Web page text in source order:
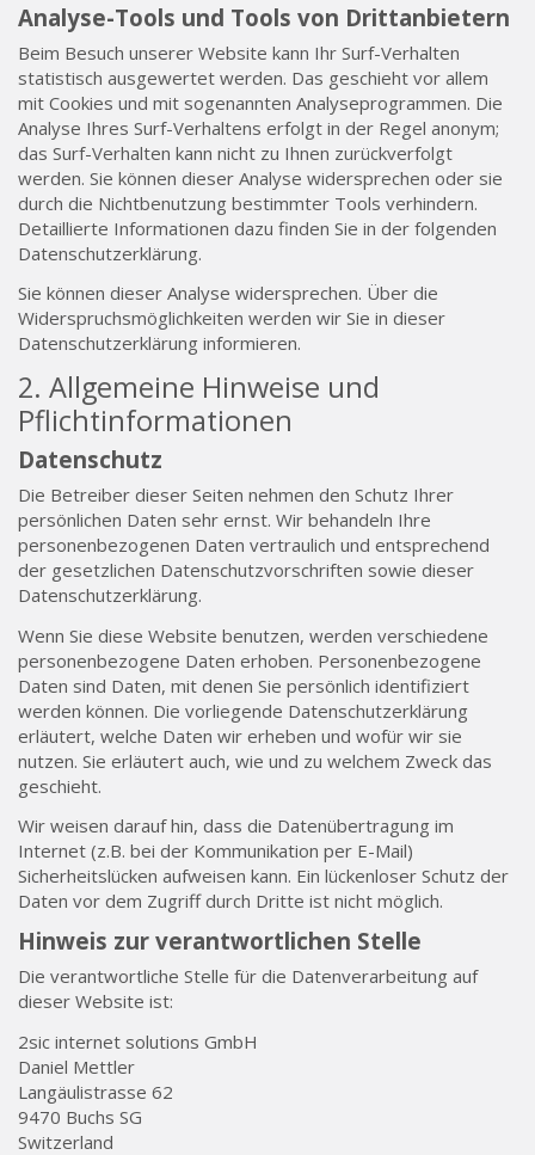
Analyse-Tools und Tools von Drittanbietern
Beim Besuch unserer Website kann Ihr Surf-Verhalten
statistisch ausgewertet werden. Das geschieht vor allem
mit Cookies und mit sogenannten Analyseprogrammen. Die
Analyse Ihres Surf-Verhaltens erfolgt in der Regel anonym;
das Surf-Verhalten kann nicht zu Ihnen zurückverfolgt
werden. Sie können dieser Analyse widersprechen oder sie
durch die Nichtbenutzung bestimmter Tools verhindern.
Detaillierte Informationen dazu finden Sie in der folgenden
Datenschutzerklärung.
Sie können dieser Analyse widersprechen. Über die
Widerspruchsmöglichkeiten werden wir Sie in dieser
Datenschutzerklärung informieren.
2. Allgemeine Hinweise und
Pflichtinformationen
Datenschutz
Die Betreiber dieser Seiten nehmen den Schutz Ihrer
persönlichen Daten sehr ernst. Wir behandeln Ihre
personenbezogenen Daten vertraulich und entsprechend
der gesetzlichen Datenschutzvorschriften sowie dieser
Datenschutzerklärung.
Wenn Sie diese Website benutzen, werden verschiedene
personenbezogene Daten erhoben. Personenbezogene
Daten sind Daten, mit denen Sie persönlich identifiziert
werden können. Die vorliegende Datenschutzerklärung
erläutert, welche Daten wir erheben und wofür wir sie
nutzen. Sie erläutert auch, wie und zu welchem Zweck das
geschieht.
Wir weisen darauf hin, dass die Datenübertragung im
Internet (z.B. bei der Kommunikation per E-Mail)
Sicherheitslücken aufweisen kann. Ein lückenloser Schutz der
Daten vor dem Zugriff durch Dritte ist nicht möglich.
Hinweis zur verantwortlichen Stelle
Die verantwortliche Stelle für die Datenverarbeitung auf
dieser Website ist:
2sic internet solutions GmbH
Daniel Mettler
Langäulistrasse 62
9470 Buchs SG
Switzerland